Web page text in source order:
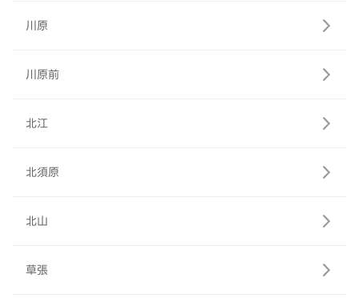
川原
川原前
北江
北須原
北山
草張